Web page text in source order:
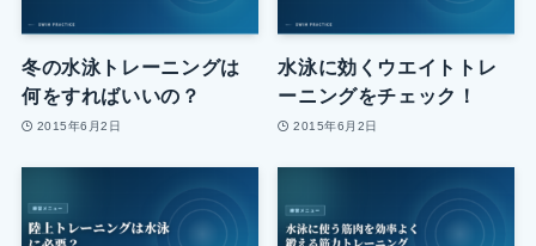
冬の水泳トレーニングは
何をすればいいの？
2015年6月2日
水泳に効くウエイトトレ
ーニングをチェック！
2015年6月2日